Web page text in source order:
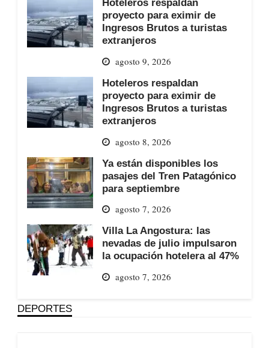
Hoteleros respaldan
proyecto para eximir de
Ingresos Brutos a turistas
extranjeros
agosto 9, 2026
Hoteleros respaldan
proyecto para eximir de
Ingresos Brutos a turistas
extranjeros
agosto 8, 2026
Ya están disponibles los
pasajes del Tren Patagónico
para septiembre
agosto 7, 2026
Villa La Angostura: las
nevadas de julio impulsaron
la ocupación hotelera al 47%
agosto 7, 2026
DEPORTES